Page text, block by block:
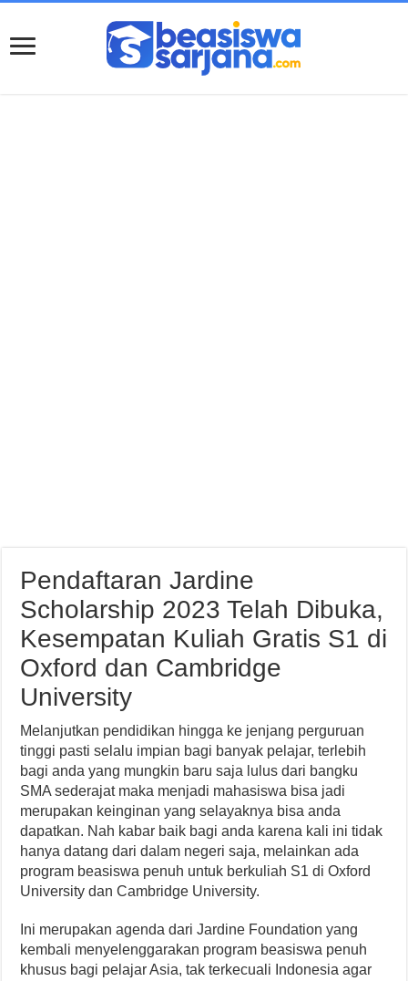
Pendaftaran Jardine
Scholarship 2023 Telah Dibuka,
Kesempatan Kuliah Gratis S1 di
Oxford dan Cambridge
University
Melanjutkan pendidikan hingga ke jenjang perguruan
tinggi pasti selalu impian bagi banyak pelajar, terlebih
bagi anda yang mungkin baru saja lulus dari bangku
SMA sederajat maka menjadi mahasiswa bisa jadi
merupakan keinginan yang selayaknya bisa anda
dapatkan. Nah kabar baik bagi anda karena kali ini tidak
hanya datang dari dalam negeri saja, melainkan ada
program beasiswa penuh untuk berkuliah S1 di Oxford
University dan Cambridge University.
Ini merupakan agenda dari Jardine Foundation yang
kembali menyelenggarakan program beasiswa penuh
khusus bagi pelajar Asia, tak terkecuali Indonesia agar